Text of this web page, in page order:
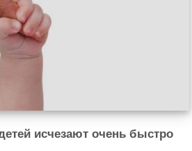
исчезают очень быстро